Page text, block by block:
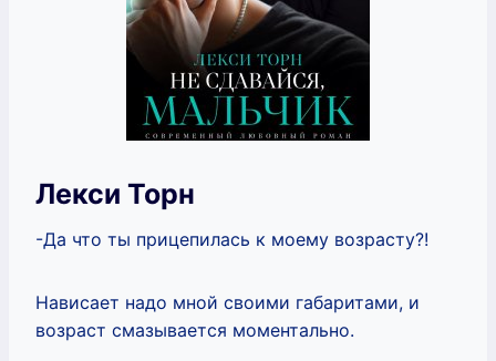
Лекси Торн
-Да что ты прицепилась к моему возрасту?!
Нависает надо мной своими габаритами, и
возраст смазывается моментально.